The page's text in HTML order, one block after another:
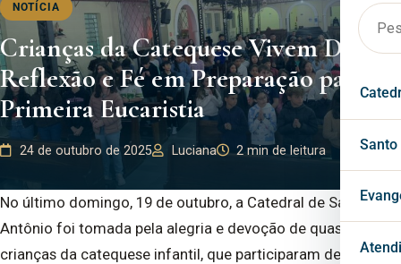
NOTÍCIA
Crianças da Catequese Vivem Dia de
Reflexão e Fé em Preparação para a
Primeira Eucaristia
24 de outubro de 2025 Luciana 2 min de leitura
No último domingo, 19 de outubro, a Catedral de Santo
Antônio foi tomada pela alegria e devoção de quase 300
crianças da catequese infantil, que participaram de um